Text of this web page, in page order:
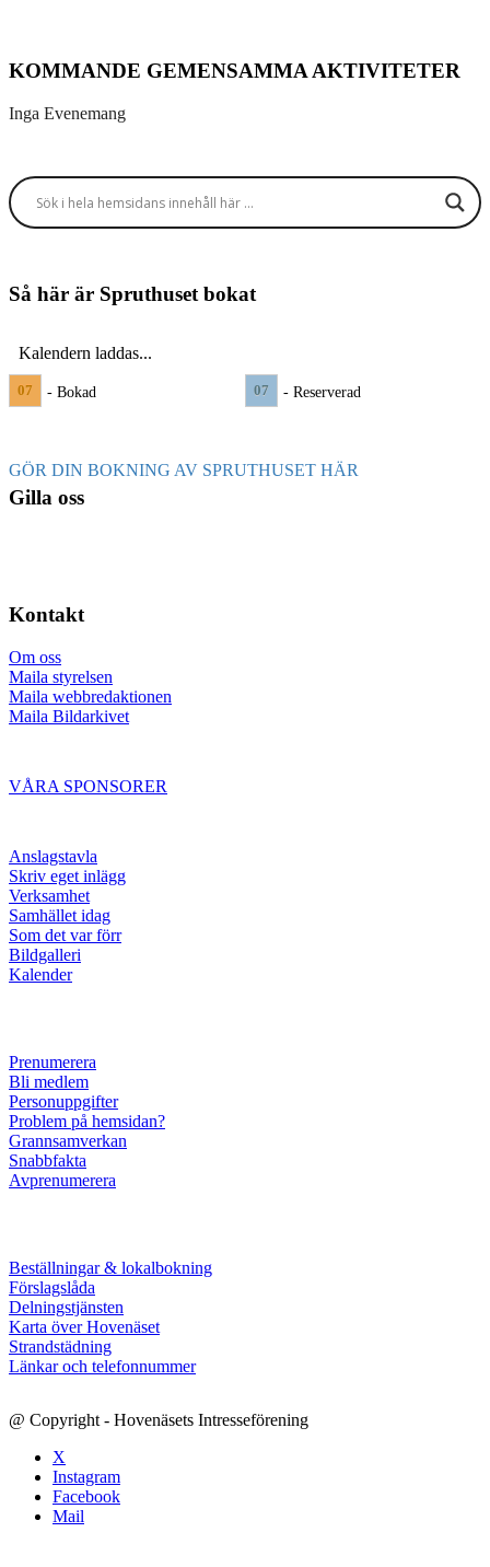
KOMMANDE GEMENSAMMA AKTIVITETER
Inga Evenemang
Så här är Spruthuset bokat
Kalendern laddas...
07 - Bokad 07 - Reserverad
GÖR DIN BOKNING AV SPRUTHUSET HÄR
Gilla oss
Kontakt
Om oss
Maila styrelsen
Maila webbredaktionen
Maila Bildarkivet
VÅRA SPONSORER
Anslagstavla
Skriv eget inlägg
Verksamhet
Samhället idag
Som det var förr
Bildgalleri
Kalender
Prenumerera
Bli medlem
Personuppgifter
Problem på hemsidan?
Grannsamverkan
Snabbfakta
Avprenumerera
Beställningar & lokalbokning
Förslagslåda
Delningstjänsten
Karta över Hovenäset
Strandstädning
Länkar och telefonnummer
@ Copyright - Hovenäsets Intresseförening
X
Instagram
Facebook
Mail